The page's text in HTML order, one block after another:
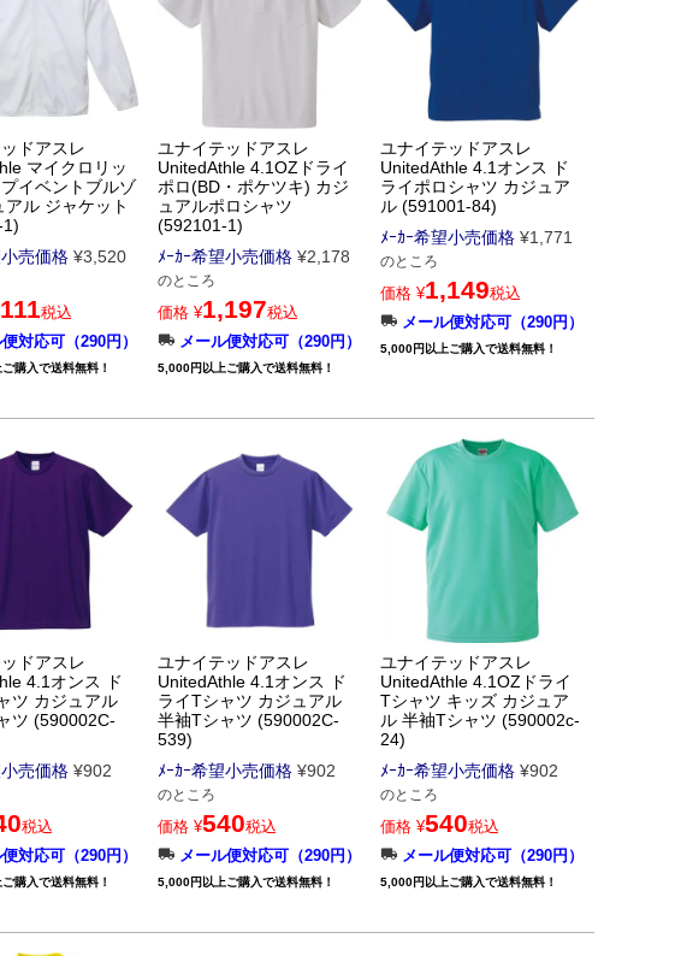
ドアスレ
マイクロリッ
イベントブルゾ
アル ジャケット
売価格 ¥3,520
税込
対応可（290円）
購入で送料無料！
ユナイテッドアスレ
UnitedAthle 4.1OZドライ
ポロ(BD・ポケツキ) カジ
ュアルポロシャツ
(592101-1)
ﾒｰｶｰ希望小売価格 ¥2,178
のところ
価格 ¥1,197税込
メール便対応可（290円）
5,000円以上ご購入で送料無料！
ユナイテッドアスレ
UnitedAthle 4.1オンス ド
ライポロシャツ カジュア
ル (591001-84)
ﾒｰｶｰ希望小売価格 ¥1,771
のところ
価格 ¥1,149税込
メール便対応可（290円）
5,000円以上ご購入で送料無料！
ドアスレ
4.1オンス ド
ツ カジュアル
ツ (590002C-
売価格 ¥902
税込
対応可（290円）
購入で送料無料！
ユナイテッドアスレ
UnitedAthle 4.1オンス ド
ライTシャツ カジュアル
半袖Tシャツ (590002C-
539)
ﾒｰｶｰ希望小売価格 ¥902
のところ
価格 ¥540税込
メール便対応可（290円）
5,000円以上ご購入で送料無料！
ユナイテッドアスレ
UnitedAthle 4.1OZドライ
Tシャツ キッズ カジュア
ル 半袖Tシャツ (590002c-
24)
ﾒｰｶｰ希望小売価格 ¥902
のところ
価格 ¥540税込
メール便対応可（290円）
5,000円以上ご購入で送料無料！